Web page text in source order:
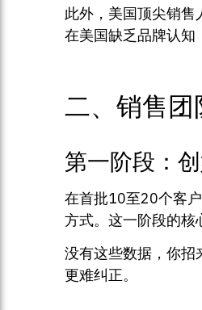
此外，美国顶尖销
在美国缺乏品牌认知
二、销售
第一阶段：
在首批10至20个客
方式。这一阶段的核
没有这些数据，你招
更难纠正。